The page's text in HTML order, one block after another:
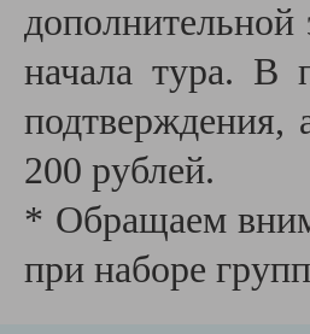
дополнительной
начала тура. В
подтверждения,
200 рублей.
* Обращаем
при наборе